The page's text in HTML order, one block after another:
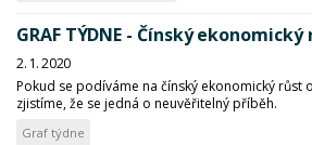
GRAF TÝDNE - Čínský
2. 1. 2020
Pokud se podíváme na čínský ekonomický růst
zjistíme, že se jedná o neuvěřitelný příběh.
Graf týdne